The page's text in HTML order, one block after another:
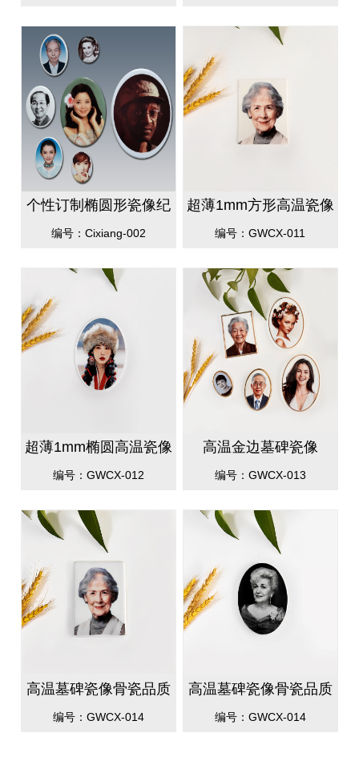
个性订制椭圆形瓷像纪
念像，室内骨灰盒瓷像
编号：Cixiang-002
超薄1mm方形高温瓷像
编号：GWCX-011
超薄1mm椭圆高温瓷像
编号：GWCX-012
高温金边墓碑瓷像
编号：GWCX-013
高温墓碑瓷像骨瓷品质
方形
编号：GWCX-014
高温墓碑瓷像骨瓷品质
椭圆
编号：GWCX-014